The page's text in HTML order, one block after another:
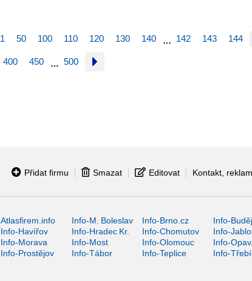
1 50 100 110 120 130 140 … 142 143 144
400 450 … 500
Přidat firmu Smazat Editovat Kontakt,
Atlasfirem.info Info-M. Boleslav Info-Brno.cz Info-
Info-Havířov
Info-Hradec Kr. Info-Chomutov Info-
Info-Morava
Info-Most Info-Olomouc Info-
Info-Prostějov
Info-Tábor Info-Teplice Info-